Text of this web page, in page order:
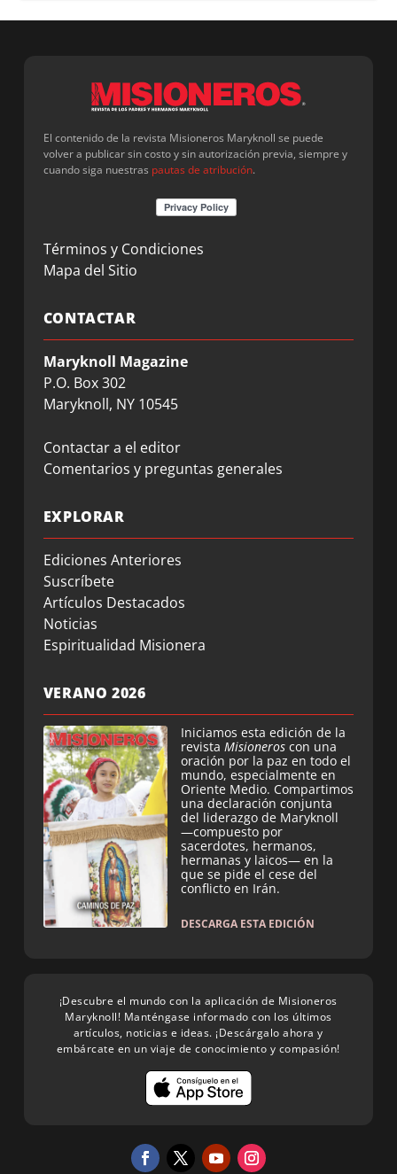
El contenido de la revista Misioneros Maryknoll se puede
volver a publicar sin costo y sin autorización previa, siempre y
cuando siga nuestras pautas de atribución.
Términos y Condiciones
Mapa del Sitio
CONTACTAR
Maryknoll Magazine
P.O. Box 302
Maryknoll, NY 10545
Contactar a el editor
Comentarios y preguntas generales
EXPLORAR
Ediciones Anteriores
Suscríbete
Artículos Destacados
Noticias
Espiritualidad Misionera
VERANO 2026
Iniciamos esta edición de la
revista Misioneros con una
oración por la paz en todo el
mundo, especialmente en
Oriente Medio. Compartimos
una declaración conjunta
del liderazgo de Maryknoll
—compuesto por
sacerdotes, hermanos,
hermanas y laicos— en la
que se pide el cese del
conflicto en Irán.
DESCARGA ESTA EDICIÓN
¡Descubre el mundo con la aplicación de Misioneros
Maryknoll! Manténgase informado con los últimos
artículos, noticias e ideas. ¡Descárgalo ahora y
embárcate en un viaje de conocimiento y compasión!